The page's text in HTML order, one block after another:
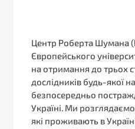
Центр Роберта Шумана
Європейського
на отримання до трьох
дослідників будь-якої
безпосередньо
Україні. Ми
які проживають в